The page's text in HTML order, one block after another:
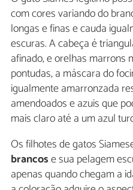
com cores variando do
longas e finas e cauda
escuras. A cabeça é
afinado, e orelhas marrons
pontudas, a máscara do
igualmente amarronzada
amendoados e azuis que
mais claro até a um azul
Os filhotes de gatos
brancose sua pelagem
apenas quando chegam a